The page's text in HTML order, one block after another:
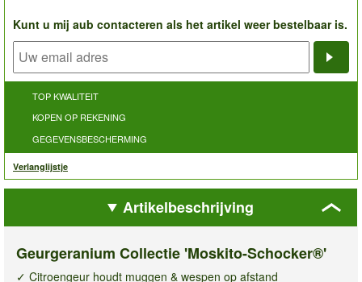
Kunt u mij aub contacteren als het artikel weer bestelbaar is.
TOP KWALITEIT
KOPEN OP REKENING
GEGEVENSBESCHERMING
Verlanglijstje
Artikelbeschrijving
Geurgeranium Collectie 'Moskito-Schocker®'
✓ Citroengeur houdt muggen & wespen op afstand